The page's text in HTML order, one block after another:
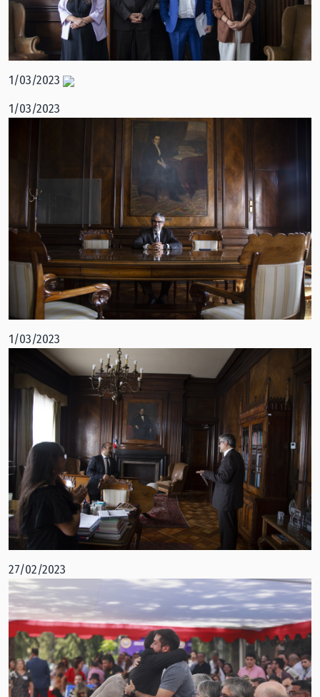
1/03/2023
1/03/2023
1/03/2023
27/02/2023